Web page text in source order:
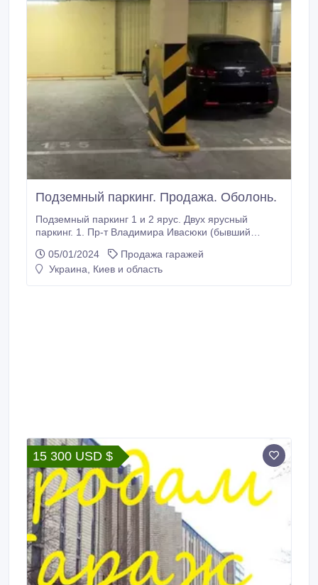
Подземный паркинг. Продажа. Оболонь.
Подземный паркинг 1 и 2 ярус. Двух ярусный
паркинг. 1. Пр-т Владимира Ивасюки (бывший
Современный паркинг с хорошими условиями: •
Пожарная сигнализация. • Отопление. • Охрана
05/01/2024
Продажа гаражей
Украина, Киев и область
15 300 USD $